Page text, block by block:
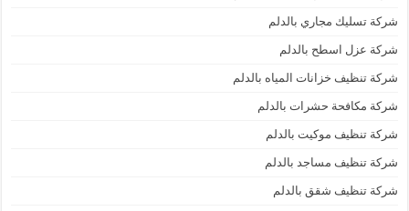
شركة تسليك مجاري بالدلم
شركة عزل اسطح بالدلم
شركة تنظيف خزانات المياه بالدلم
شركة مكافحة حشرات بالدلم
شركة تنظيف موكيت بالدلم
شركة تنظيف مساجد بالدلم
شركة تنظيف شقق بالدلم